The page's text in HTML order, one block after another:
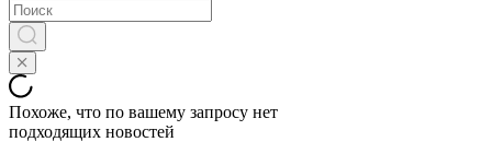
Похоже, что по вашему запросу нет
подходящих новостей